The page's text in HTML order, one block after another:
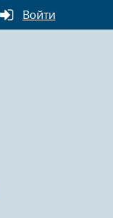
Войти